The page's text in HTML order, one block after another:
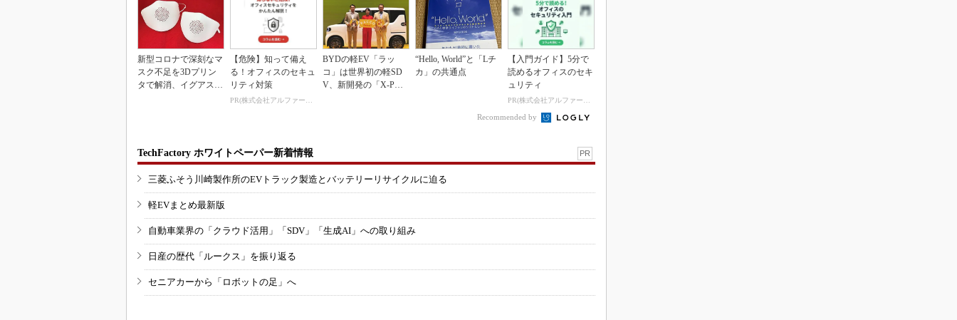
新型コロナで深刻なマ
スク不足を3Dプリン
タで解消、イグアスが
【危険】知って備え
る！オフィスのセキュ
リティ対策
PR(株式会社アルファーテクノ)
BYDの軽EV「ラッ
コ」は世界初の軽SD
V、新開発の「X-PAC
“Hello, World”と「Lチ
カ」の共通点
【入門ガイド】5分で
読めるオフィスのセキ
ュリティ
PR(株式会社アルファーテクノ)
Recommended by
TechFactory ホワイトペーパー新着情報 PR
三菱ふそう川崎製作所のEVトラック製造とバッテリーリサイクルに迫る
軽EVまとめ最新版
自動車業界の「クラウド活用」「SDV」「生成AI」への取り組み
日産の歴代「ルークス」を振り返る
セニアカーから「ロボットの足」へ